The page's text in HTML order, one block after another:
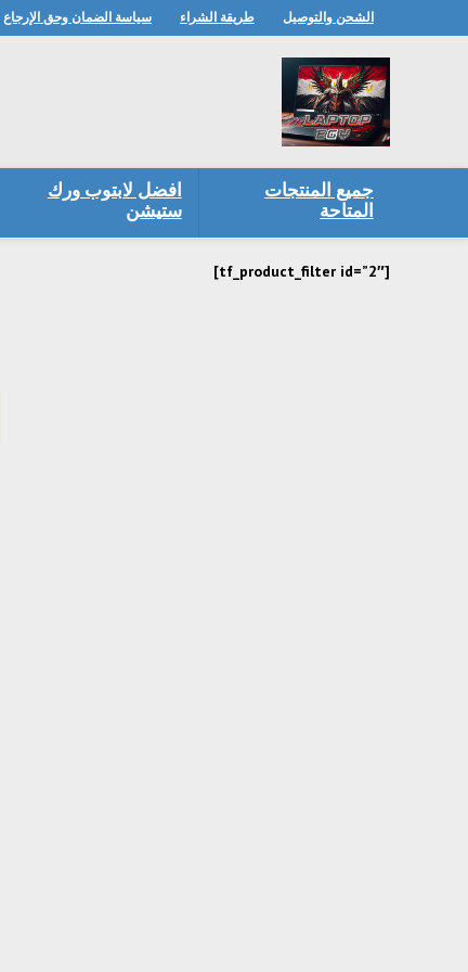
الشحن والتوصيل طريقة الشراء سياسة الضمان وحق الإرجاع
جميع المنتجات
المتاحة
افضل لابتوب ورك
ستيشن
[tf_product_filter id=”2″]